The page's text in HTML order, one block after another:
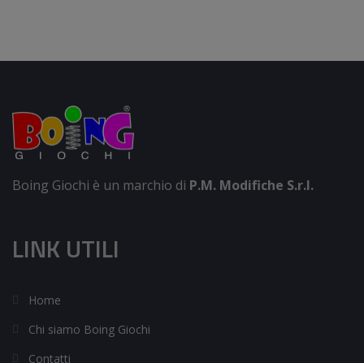
Boing Giochi è un marchio di P.M. Modifiche S.r.l.
LINK UTILI
Home
Chi siamo Boing Giochi
Contatti